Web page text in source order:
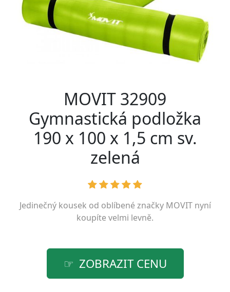
MOVIT 32909
Gymnastická podložka
190 x 100 x 1,5 cm sv.
zelená
Jedinečný kousek od oblíbené značky MOVITnyní
koupíte velmi levně.
ZOBRAZIT CENU